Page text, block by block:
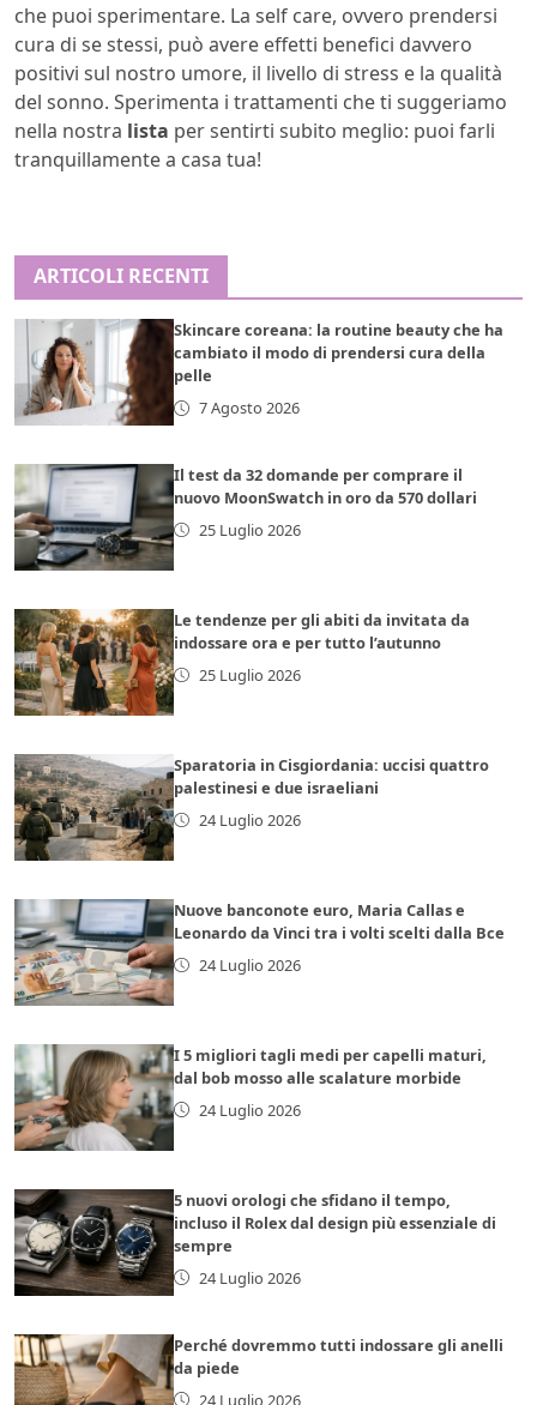
che puoi sperimentare. La self care, ovvero prendersi
cura di se stessi, può avere effetti benefici davvero
positivi sul nostro umore, il livello di stress e la qualità
del sonno. Sperimenta i trattamenti che ti suggeriamo
nella nostra lista per sentirti subito meglio: puoi farli
tranquillamente a casa tua!
ARTICOLI RECENTI
Skincare coreana: la routine beauty che ha
cambiato il modo di prendersi cura della
pelle
7 Agosto 2026
Il test da 32 domande per comprare il
nuovo MoonSwatch in oro da 570 dollari
25 Luglio 2026
Le tendenze per gli abiti da invitata da
indossare ora e per tutto l’autunno
25 Luglio 2026
Sparatoria in Cisgiordania: uccisi quattro
palestinesi e due israeliani
24 Luglio 2026
Nuove banconote euro, Maria Callas e
Leonardo da Vinci tra i volti scelti dalla Bce
24 Luglio 2026
I 5 migliori tagli medi per capelli maturi,
dal bob mosso alle scalature morbide
24 Luglio 2026
5 nuovi orologi che sfidano il tempo,
incluso il Rolex dal design più essenziale di
sempre
24 Luglio 2026
Perché dovremmo tutti indossare gli anelli
da piede
24 Luglio 2026